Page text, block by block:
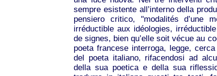
sempre esistente all’interno della
pensiero critico, "modalités d’une
irréductible aux idéologies,
de signes, bien qu’elle soit vécue au
poeta francese interroga, legge,
del poeta italiano, rifacendosi ad
della sua poetica e della sua